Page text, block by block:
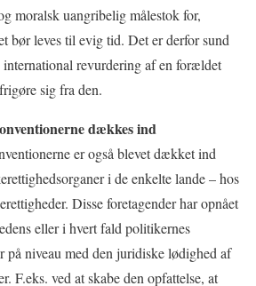
moralsk uangribelig målestok for,
bør leves til evig tid. Det er derfor sund
international revurdering af en forældet
sig fra den.
dækkes ind
er også blevet dækket ind
i de enkelte lande – hos
Disse foretagender har opnået
eller i hvert fald politikernes
på niveau med den juridiske lødighed af
F.eks. ved at skabe den opfattelse, at